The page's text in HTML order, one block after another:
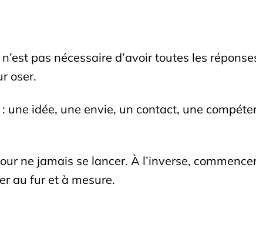
pas nécessaire d’avoir toutes les
oser.
une idée, une envie, un contact, une
ne jamais se lancer. À l’inverse,
au fur et à mesure.